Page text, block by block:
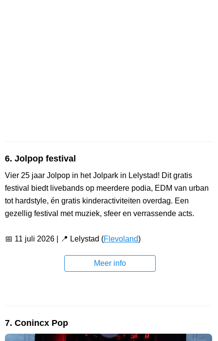
6. Jolpop festival
Vier 25 jaar Jolpop in het Jolpark in Lelystad! Dit gratis
festival biedt livebands op meerdere podia, EDM van urban
tot hardstyle, én gratis kinderactiviteiten overdag. Een
gezellig festival met muziek, sfeer en verrassende acts.
📅 11 juli 2026 | 📍 Lelystad (Flevoland)
Meer info
7. Conincx Pop